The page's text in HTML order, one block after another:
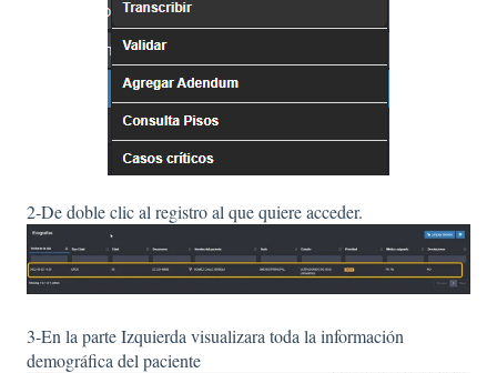
2-De doble clic al registro al que quiere acceder.
3-En la parte Izquierda visualizara toda la información
demográfica del paciente